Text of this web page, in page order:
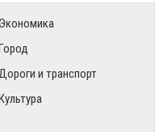
Экономика
Дороги и транспорт